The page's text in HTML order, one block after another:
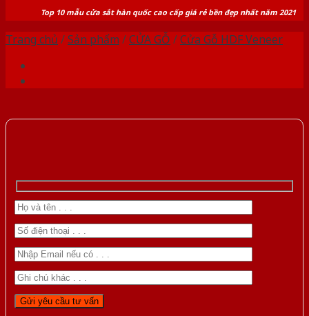
Top 10 mẫu cửa sắt hàn quốc cao cấp giá rẻ bền đẹp nhất năm 2021
Trang chủ /Sản phẩm /CỬA GỖ /Cửa Gỗ HDF Veneer